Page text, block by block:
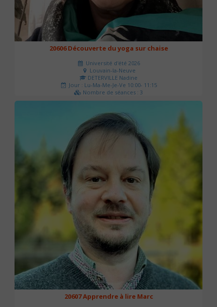
20606 Découverte du yoga sur chaise
Université d'été 2026
Louvain-la-Neuve
DETERVILLE Nadine
Jour : Lu-Ma-Me-Je-Ve 10:00- 11:15
Nombre de séances : 3
30 €
20607 Apprendre à lire Marc